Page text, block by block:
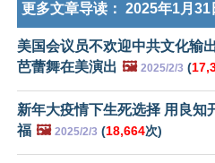
更多文章导读： 2025年1月31
美国会议员不欢迎中共文化输
芭蕾舞在美演出 🖼️ 2025/2/3 (
新年大疫情下生死选择 用良知
福 🖼️ 2025/2/3 (18,664次)